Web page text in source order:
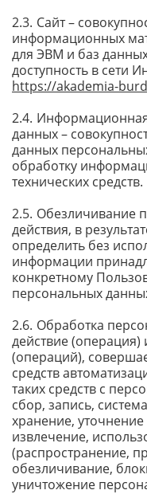
Сайт –
информационных
для ЭВМ и баз
доступность в сети
https://akademia-
данных –
данных
обработку
технических средств.
Обезличивание
действия, в
определить без
информации
конкретному
персональных
Обработка
действие (операция)
(операций),
средств
таких средств с
сбор, запись,
хранение,
извлечение,
(распространение,
обезличивание,
уничтожение